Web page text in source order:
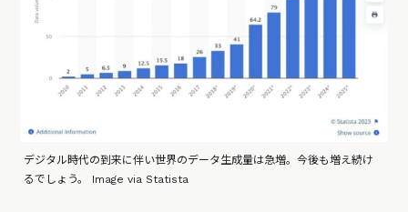
デジタル時代の到来に伴い世界のデータ生成量は急増。今後も増え続け
るでしょう。 Image via Statista